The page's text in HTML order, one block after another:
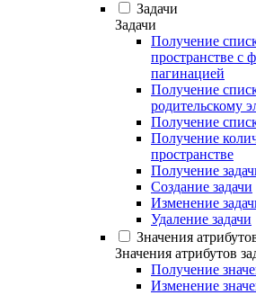
Задачи
Задачи
Получение
пространстве с
пагинацией
Получение
родительскому
Получение
Получение
пространстве
Получение
Создание задачи
Изменение
Удаление задачи
Значения
Значения атрибутов
Получение
Изменение